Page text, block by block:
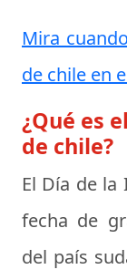
Mira
de chile en
¿Qué es
de chile?
El Día de la
fecha de
del país